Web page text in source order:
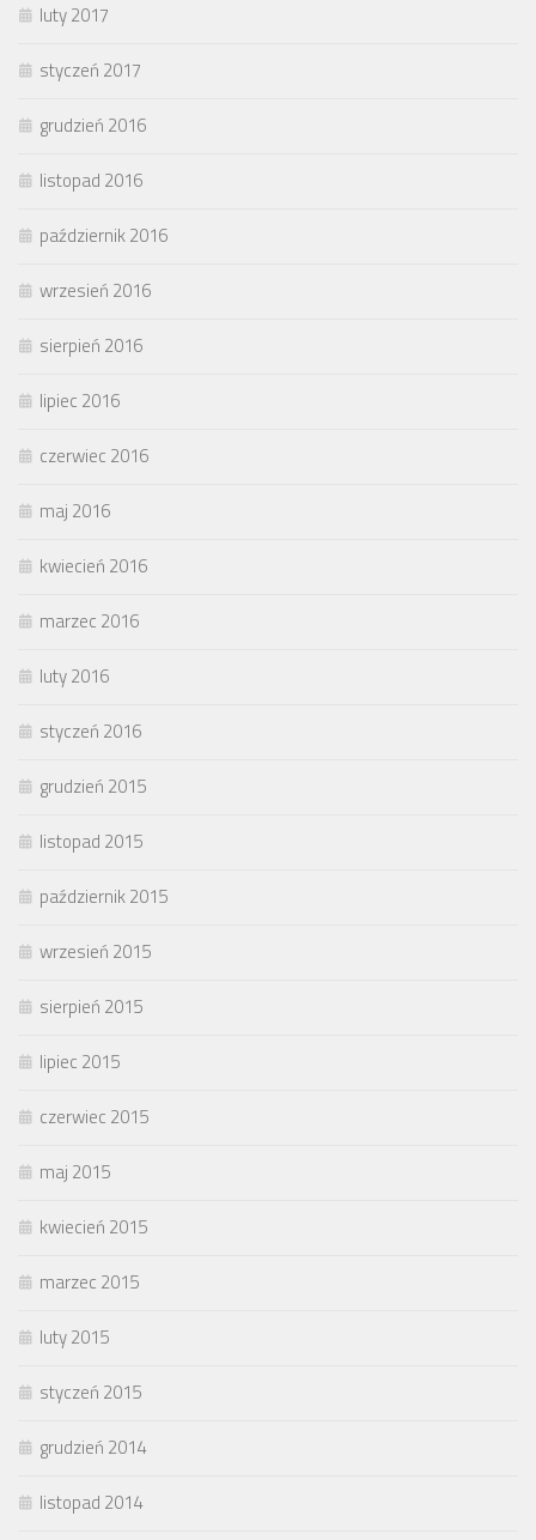
luty 2017
styczeń 2017
grudzień 2016
listopad 2016
październik 2016
wrzesień 2016
sierpień 2016
lipiec 2016
czerwiec 2016
maj 2016
kwiecień 2016
marzec 2016
luty 2016
styczeń 2016
grudzień 2015
listopad 2015
październik 2015
wrzesień 2015
sierpień 2015
lipiec 2015
czerwiec 2015
maj 2015
kwiecień 2015
marzec 2015
luty 2015
styczeń 2015
grudzień 2014
listopad 2014